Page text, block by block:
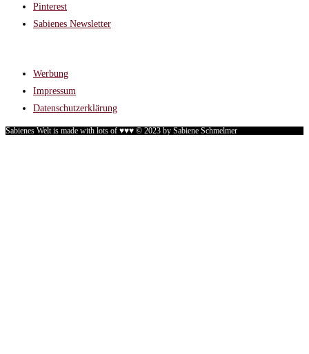
Pinterest
Sabienes Newsletter
Werbung
Impressum
Datenschutzerklärung
Sabienes Welt is made with lots of ♥♥♥ © 2023 by Sabiene Schmelmer